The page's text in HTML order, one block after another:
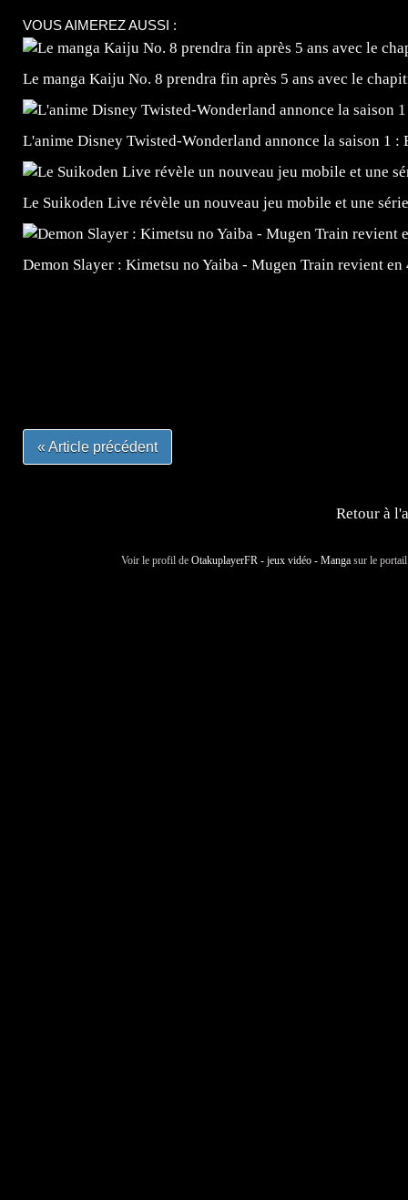
VOUS AIMEREZ AUSSI :
Le manga Kaiju No. 8 prendra fin après 5 ans avec le
L'anime Disney Twisted-Wonderland annonce la saison 1
Le Suikoden Live révèle un nouveau jeu mobile et une
Demon Slayer : Kimetsu no Yaiba - Mugen Train revient en
« Article précédent
Retour à
Voir le profil de OtakuplayerFR - jeux vidéo - Manga sur le